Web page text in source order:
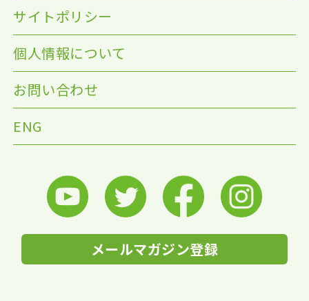
サイトポリシー
個人情報について
お問い合わせ
ENG
メールマガジン登録